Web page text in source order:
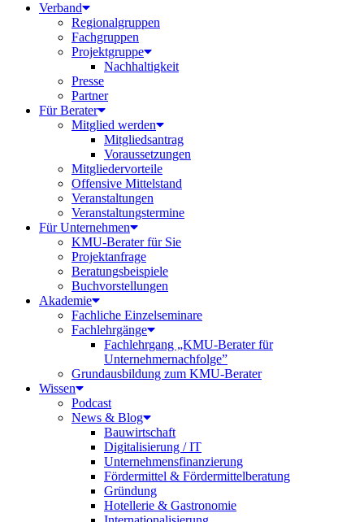
Verband
Regionalgruppen
Fachgruppen
Projektgruppe
Nachhaltigkeit
Presse
Partner
Für Berater
Mitglied werden
Mitgliedsantrag
Voraussetzungen
Mitgliedervorteile
Offensive Mittelstand
Veranstaltungen
Veranstaltungstermine
Für Unternehmen
KMU-Berater für Sie
Projektanfrage
Beratungsbeispiele
Buchvorstellungen
Akademie
Fachliche Einzelseminare
Fachlehrgänge
Fachlehrgang „KMU-Berater für
Unternehmernachfolge”
Grundausbildung zum KMU-Berater
Wissen
Podcast
News & Blog
Bauwirtschaft
Digitalisierung / IT
Unternehmensfinanzierung
Fördermittel & Fördermittelberatung
Gründung
Hotellerie & Gastronomie